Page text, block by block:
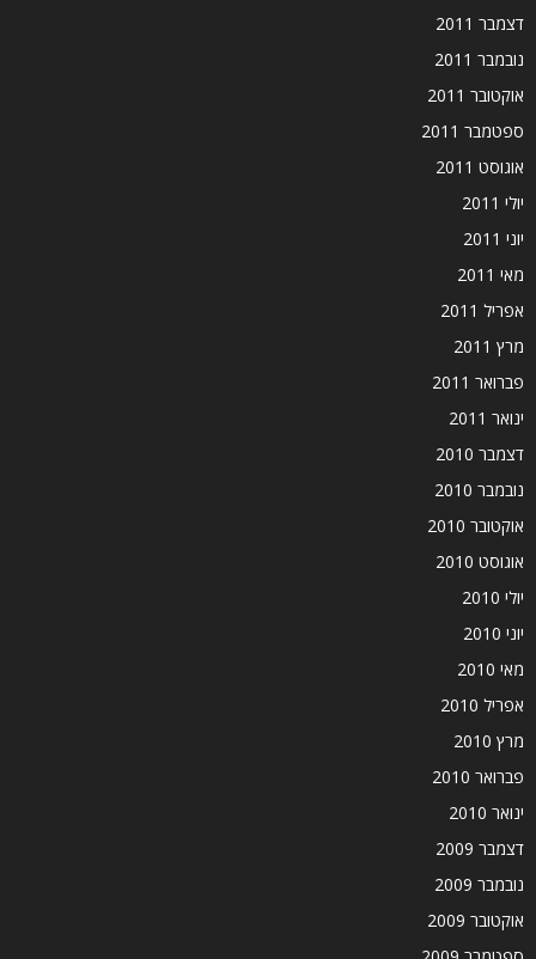
דצמבר 2011
נובמבר 2011
אוקטובר 2011
ספטמבר 2011
אוגוסט 2011
יולי 2011
יוני 2011
מאי 2011
אפריל 2011
מרץ 2011
פברואר 2011
ינואר 2011
דצמבר 2010
נובמבר 2010
אוקטובר 2010
אוגוסט 2010
יולי 2010
יוני 2010
מאי 2010
אפריל 2010
מרץ 2010
פברואר 2010
ינואר 2010
דצמבר 2009
נובמבר 2009
אוקטובר 2009